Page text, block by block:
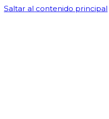
Saltar al contenido principal